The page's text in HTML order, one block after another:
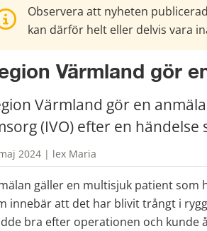
Observera att nyheten
kan därför helt eller delvis vara
Värmland gör
Värmland gör en
(IVO) efter en
2024 | lex Maria
gäller en multisjuk patient
innebär att det har blivit trångt i
bra efter operationen och kunde